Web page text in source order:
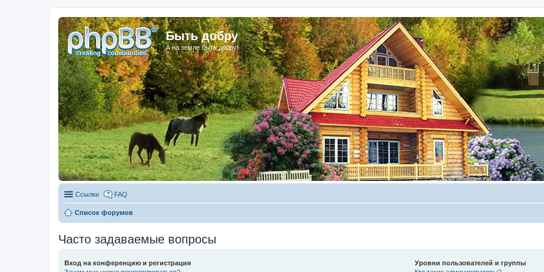
Быть добру
А на земле быть добру!
Ссылки FAQ
Список форумов
Часто задаваемые вопросы
Вход на конференцию и регистрация
Уровни пользователей и группы